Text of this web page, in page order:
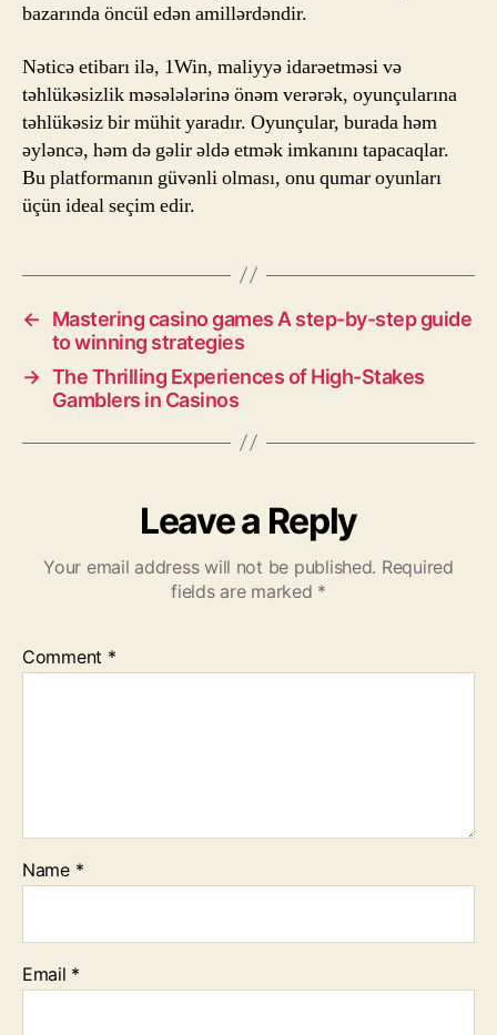
bazarında öncül edən amillərdəndir.
Nəticə etibarı ilə, 1Win, maliyyə idarəetməsi və
təhlükəsizlik məsələlərinə önəm verərək, oyunçularına
təhlükəsiz bir mühit yaradır. Oyunçular, burada həm
əyləncə, həm də gəlir əldə etmək imkanını tapacaqlar.
Bu platformanın güvənli olması, onu qumar oyunları
üçün ideal seçim edir.
←
Mastering casino games A step-by-step guide
to winning strategies
→ The Thrilling Experiences of High-Stakes
Gamblers in Casinos
Leave a Reply
Your email address will not be published. Required
fields are marked *
Comment *
Name *
Email *